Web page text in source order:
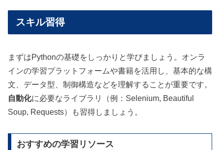
スキル習得
まずはPythonの基礎をしっかりと学びましょう。オンラ
インの学習プラットフォームや書籍を活用し、基本的な構
文、データ型、制御構造などを理解することが重要です。
自動化に必要なライブラリ（例：Selenium, Beautiful
Soup, Requests）も習得しましょう。
おすすめの学習リソース